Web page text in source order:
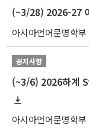
(~3/28) 2026-27
아시아언어문명학부
공지사항
아시아언어문명학부